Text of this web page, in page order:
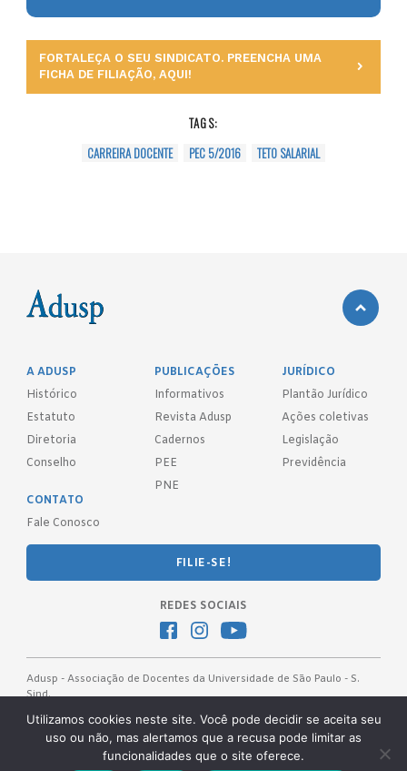
FORTALEÇA O SEU SINDICATO. PREENCHA UMA
FICHA DE FILIAÇÃO, AQUI!
TAGS:
CARREIRA DOCENTE
PEC 5/2016 TETO SALARIAL
A ADUSP
Histórico
Estatuto
Diretoria
Conselho
PUBLICAÇÕES
Informativos
Revista Adusp
Cadernos
PEE
PNE
JURÍDICO
Plantão Jurídico
Ações coletivas
Legislação
Previdência
CONTATO
Fale Conosco
FILIE-SE!
REDES SOCIAIS
Adusp - Associação de Docentes da Universidade de São Paulo - S.
Sind.
Av. Prof. Almeida Prado, 1366 - São Paulo, SP - CEP 05508-070
Telefones: (11) 3091-4465 / 66 ● (11) 3813-5573 ● (11) 3815-9245 ●
(11) 3814-1715 ● (11) 3032-5950
Utilizamos cookies neste site. Você pode decidir se aceita seu
uso ou não, mas alertamos que a recusa pode limitar as
funcionalidades que o site oferece.